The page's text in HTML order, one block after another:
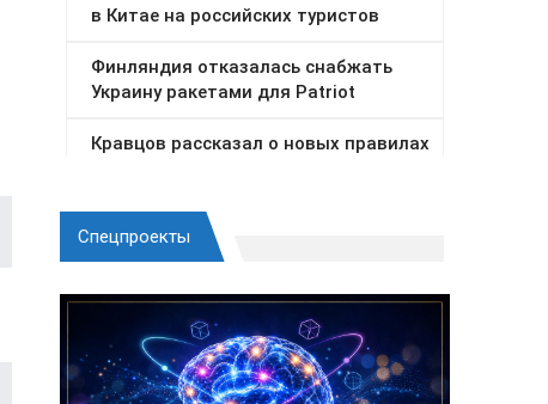
Спецпроекты